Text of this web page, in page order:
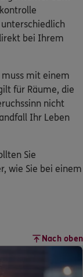
bei Ihrem
mit einem
für Räume, die
nicht
Ihr Leben
Sie
wie Sie bei einem